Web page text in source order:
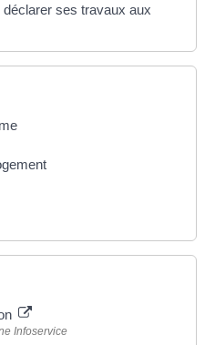
ses travaux aux
Infoservice